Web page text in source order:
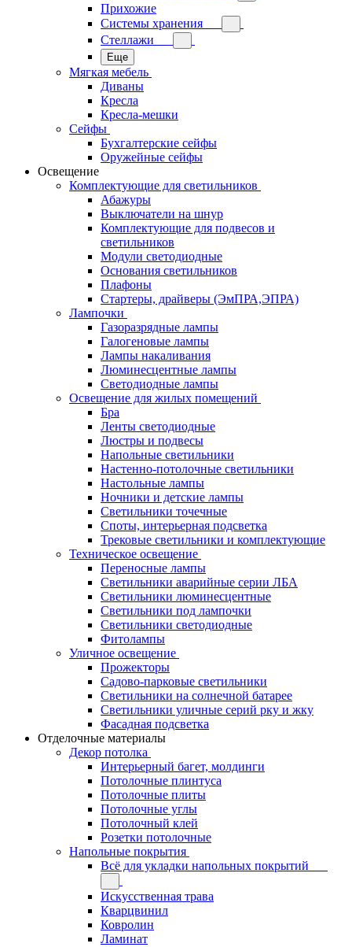
Прихожие
Системы хранения
Стеллажи
Еще
Мягкая мебель
Диваны
Кресла
Кресла-мешки
Сейфы
Бухгалтерские сейфы
Оружейные сейфы
Освещение
Комплектующие для светильников
Абажуры
Выключатели на шнур
Комплектующие для подвесов и
светильников
Модули светодиодные
Основания светильников
Плафоны
Стартеры, драйверы (ЭмПРА,ЭПРА)
Лампочки
Газоразрядные лампы
Галогеновые лампы
Лампы накаливания
Люминесцентные лампы
Светодиодные лампы
Освещение для жилых помещений
Бра
Ленты светодиодные
Люстры и подвесы
Напольные светильники
Настенно-потолочные светильники
Настольные лампы
Ночники и детские лампы
Светильники точечные
Споты, интерьерная подсветка
Трековые светильники и комплектующие
Техническое освещение
Переносные лампы
Светильники аварийные серии ЛБА
Светильники люминесцентные
Светильники под лампочки
Светильники светодиодные
Фитолампы
Уличное освещение
Прожекторы
Садово-парковые светильники
Светильники на солнечной батарее
Светильники уличные серий рку и жку
Фасадная подсветка
Отделочные материалы
Декор потолка
Интерьерный багет, молдинги
Потолочные плинтуса
Потолочные плиты
Потолочные углы
Потолочный клей
Розетки потолочные
Напольные покрытия
Всё для укладки напольных покрытий
Искусственная трава
Кварцвинил
Ковролин
Ламинат